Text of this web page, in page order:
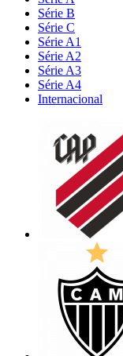
Série B
Série C
Série A1
Série A2
Série A3
Série A4
Internacional